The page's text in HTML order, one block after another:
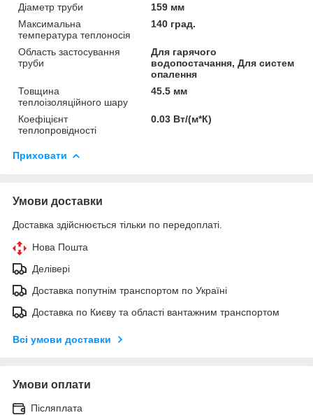
Діаметр труби
159 мм
Максимальна
температура теплоносія
140 град.
Область застосування
труби
Для гарячого
водопостачання, Для систем
опалення
Товщина
теплоізоляційного шару
45.5 мм
Коефіцієнт
теплопровідності
0.03 Вт/(м*К)
Приховати
Умови доставки
Доставка здійснюється тільки по передоплаті.
Нова Пошта
Делівері
Доставка попутнім транспортом по Україні
Доставка по Києву та області вантажним транспортом
Всі умови доставки
Умови оплати
Післяплата